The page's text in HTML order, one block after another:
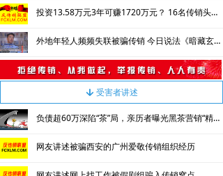
投资13.58万元3年可赚1720万元？ 16名传销头目被判刑
外地年轻人频频失联被骗传销 今日说法《暗藏玄机的出租房》
녓 受害者讲述
负债超60万深陷“茶”局，亲历者曝光黑茶营销“精神控制”法
网友讲述被骗西安的广州爱敬传销组织经历